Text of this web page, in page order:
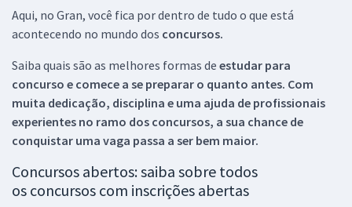
Aqui, no Gran, você fica por dentro de tudo o que está
acontecendo no mundo dos concursos.
Saiba quais são as melhores formas de estudar para
concurso e comece a se preparar o quanto antes. Com
muita dedicação, disciplina e uma ajuda de profissionais
experientes no ramo dos concursos, a sua chance de
conquistar uma vaga passa a ser bem maior.
Concursos abertos: saiba sobre todos
os concursos com inscrições abertas